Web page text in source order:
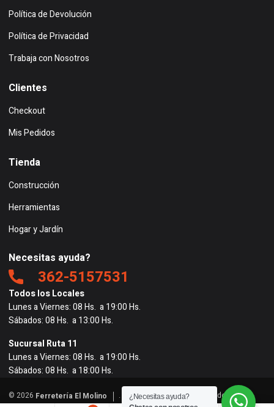
Política de Devolución
Política de Privacidad
Trabaja con Nosotros
Clientes
Checkout
Mis Pedidos
Tienda
Construcción
Herramientas
Hogar y Jardín
Necesitas ayuda?
362-5157531
Todos los Locales
Lunes a Viernes: 08 Hs. a 19:00 Hs.
Sábados: 08 Hs. a 13:00 Hs.
Sucursal Ruta 11
Lunes a Viernes: 08 Hs. a 19:00 Hs.
Sábados: 08 Hs. a 18:00 Hs.
© 2026 Ferretería El Molino
. Todos los derechos reservados. |
¿Necesitas ayuda?